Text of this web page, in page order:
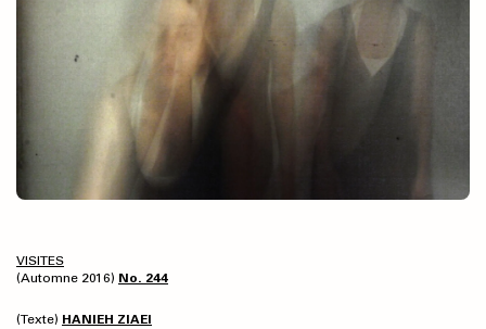
VISITES
(Automne 2016) No. 244
(Texte) HANIEH ZIAEI